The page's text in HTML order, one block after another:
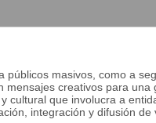
públicos masivos, como a
creativos para una
cultural que involucra a
integración y difusión de